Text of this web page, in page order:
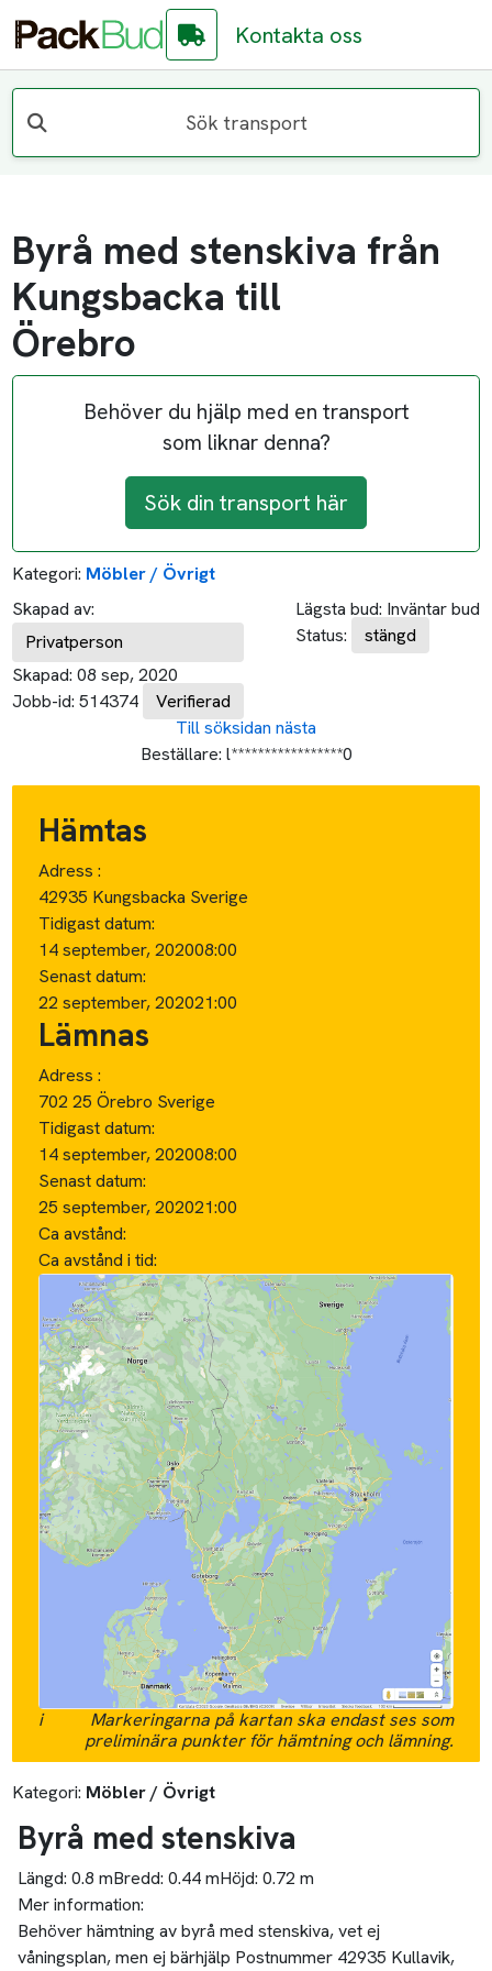
Kontakta oss
Sök transport
Byrå med stenskiva från
Kungsbacka till
Örebro
Behöver du hjälp med en transport
som liknar denna?
Sök din transport här
Kategori: Möbler / Övrigt
Skapad av:
Privatperson
Skapad: 08 sep, 2020
Jobb-id: 514374 Verifierad
Lägsta bud: Inväntar bud
Status:
stängd
Till söksidan nästa
Beställare: l*****************0
Hämtas
Adress :
42935 Kungsbacka Sverige
Tidigast datum:
14 september, 202008:00
Senast datum:
22 september, 202021:00
Lämnas
Adress :
702 25 Örebro Sverige
Tidigast datum:
14 september, 202008:00
Senast datum:
25 september, 202021:00
Ca avstånd:
Ca avstånd i tid:
i
Markeringarna på kartan ska endast ses som
preliminära punkter för hämtning och lämning.
Kategori: Möbler / Övrigt
Byrå med stenskiva
Längd: 0.8 mBredd: 0.44 mHöjd: 0.72 m
Mer information:
Behöver hämtning av byrå med stenskiva, vet ej
våningsplan, men ej bärhjälp Postnummer 42935 Kullavik,